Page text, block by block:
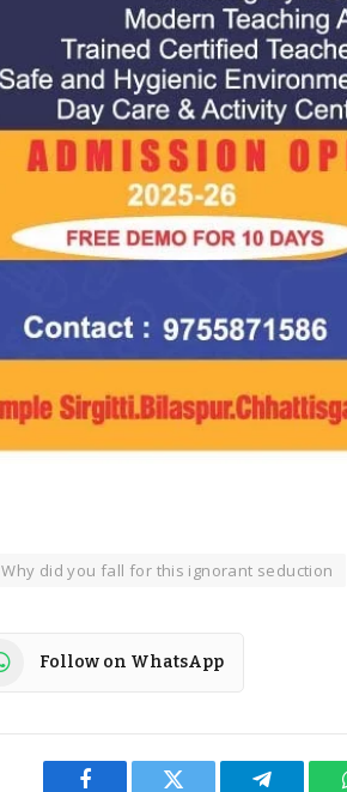
Why did you fall for this ignorant seduction
Follow on WhatsApp